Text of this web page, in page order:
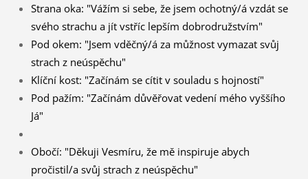
Strana oka: "Vážím si sebe, že jsem ochotný/á vzdát se
svého strachu a jít vstříc lepším dobrodružstvím"
Pod okem: "Jsem vděčný/á za můžnost vymazat svůj
strach z neúspěchu"
Klíční kost: "Začínám se cítit v souladu s hojností"
Pod pažím: "Začínám důvěřovat vedení mého vyššího
Já"
Obočí: "Děkuji Vesmíru, že mě inspiruje abych
pročistil/a svůj strach z neúspěchu"